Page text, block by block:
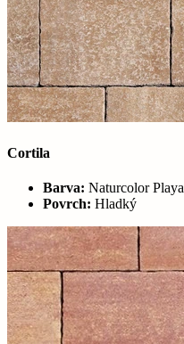
Cortila
Barva: Naturcolor Playa
Povrch: Hladký